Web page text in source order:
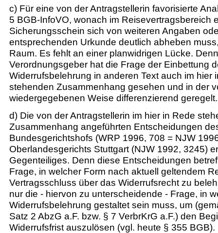
c) Für eine von der Antragstellerin favorisierte
5 BGB-InfoVO, wonach im Reisevertragsbereich
Sicherungsschein sich von weiteren Angaben
entsprechenden Urkunde deutlich abheben
Raum. Es fehlt an einer planwidrigen Lücke.
Verordnungsgeber hat die Frage der Einbettung
Widerrufsbelehrung in anderen Text auch im hier
stehenden Zusammenhang gesehen und in der
wiedergegebenen Weise differenzierend geregelt.
d) Die von der Antragstellerin im hier in Rede
Zusammenhang angeführten Entscheidungen
Bundesgerichtshofs (WRP 1996, 708 = NJW
Oberlandesgerichts Stuttgart (NJW 1992, 3245)
Gegenteiliges. Denn diese Entscheidungen
Frage, in welcher Form nach aktuell geltendem
Vertragsschluss über das Widerrufsrecht zu
nur die - hiervon zu unterscheidende - Frage, in
Widerrufsbelehrung gestaltet sein muss, um
Satz 2 AbzG a.F. bzw. § 7 VerbrKrG a.F.) den
Widerrufsfrist auszulösen (vgl. heute § 355 BGB).